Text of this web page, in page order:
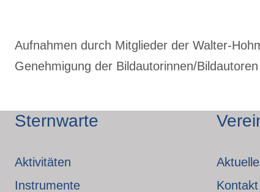
Aufnahmen durch Mitglieder der Walter-
Genehmigung der Bildautorinnen/
Sternwarte
Aktivitäten
Instrumente
Kontakt